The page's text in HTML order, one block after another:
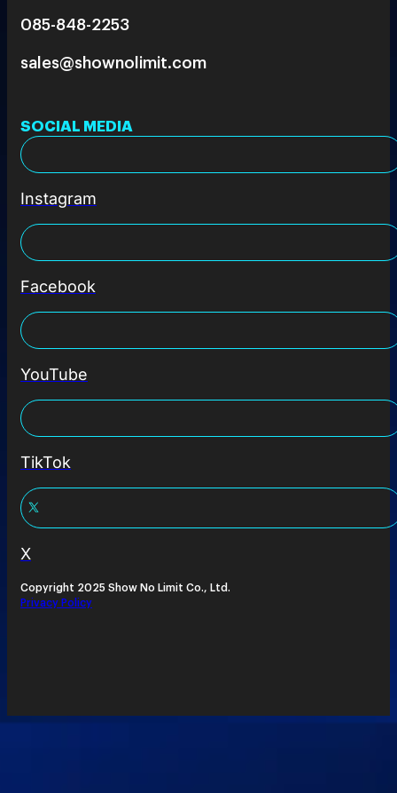
085-848-2253
sales@shownolimit.com
SOCIAL MEDIA
Instagram
Facebook
YouTube
TikTok
X
Copyright 2025 Show No Limit Co., Ltd.
Privacy Policy